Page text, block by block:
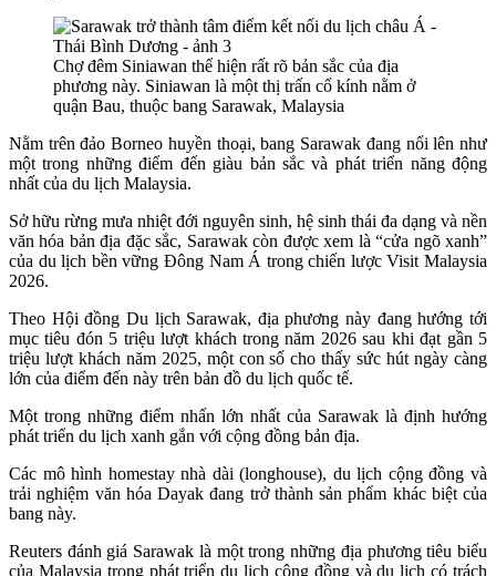
Chợ đêm Siniawan thể hiện rất rõ bản sắc của địa
phương này. Siniawan là một thị trấn cổ kính nằm ở
quận Bau, thuộc bang Sarawak, Malaysia
Nằm trên đảo Borneo huyền thoại, bang Sarawak đang nổi lên như
một trong những điểm đến giàu bản sắc và phát triển năng động
nhất của du lịch Malaysia.
Sở hữu rừng mưa nhiệt đới nguyên sinh, hệ sinh thái đa dạng và nền
văn hóa bản địa đặc sắc, Sarawak còn được xem là “cửa ngõ xanh”
của du lịch bền vững Đông Nam Á trong chiến lược Visit Malaysia
2026.
Theo Hội đồng Du lịch Sarawak, địa phương này đang hướng tới
mục tiêu đón 5 triệu lượt khách trong năm 2026 sau khi đạt gần 5
triệu lượt khách năm 2025, một con số cho thấy sức hút ngày càng
lớn của điểm đến này trên bản đồ du lịch quốc tế.
Một trong những điểm nhấn lớn nhất của Sarawak là định hướng
phát triển du lịch xanh gắn với cộng đồng bản địa.
Các mô hình homestay nhà dài (longhouse), du lịch cộng đồng và
trải nghiệm văn hóa Dayak đang trở thành sản phẩm khác biệt của
bang này.
Reuters đánh giá Sarawak là một trong những địa phương tiêu biểu
của Malaysia trong phát triển du lịch cộng đồng và du lịch có trách